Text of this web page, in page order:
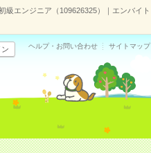
級エンジニア（109626325）｜エンバイト
ン ヘルプ・お問い合わせ サイトマップ